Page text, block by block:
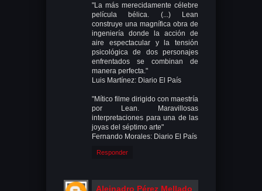
"La más merecidamente célebre
película bélica. (...) Lean
construye una magnífica obra de
ingeniería donde la acción de
aire espectacular y la tensión
psicológica de dos personajes
enfrentados se combinan de
manera perfecta."
Luis Martínez: Diario El País
"Mítico filme dirigido con maestría
por Lean. Maravillosas
interpretaciones para una de las
joyas del séptimo arte"
Fernando Morales: Diario El País
Responder
Alejnadro Pérez Mellado